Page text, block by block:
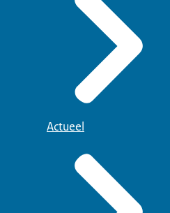
Actueel